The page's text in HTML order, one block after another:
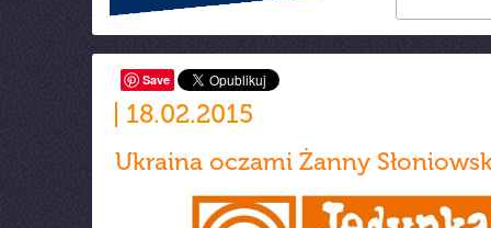
Save
18.02.2015
Ukraina oczami Żanny